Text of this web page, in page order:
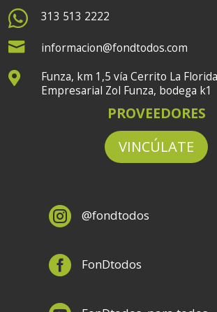
 313 513 2222
 informacion@fondtodos.com

Funza, km 1,5 vía Cerrito La
Empresarial Zol Funza, bodega k1
PROVEEDORES
VINCÚLATE
 @fondtodos
 FonDtodos